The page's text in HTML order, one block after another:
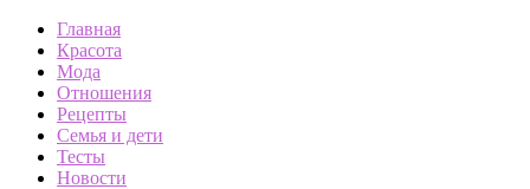
Главная
Красота
Мода
Отношения
Рецепты
Семья и дети
Тесты
Новости